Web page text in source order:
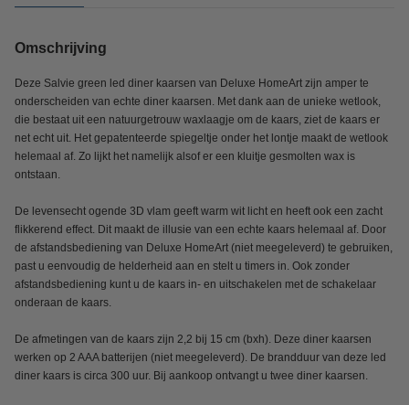
Omschrijving
Deze Salvie green led diner kaarsen van Deluxe HomeArt zijn amper te
onderscheiden van echte diner kaarsen. Met dank aan de unieke wetlook,
die bestaat uit een natuurgetrouw waxlaagje om de kaars, ziet de kaars er
net echt uit. Het gepatenteerde spiegeltje onder het lontje maakt de wetlook
helemaal af. Zo lijkt het namelijk alsof er een kluitje gesmolten wax is
ontstaan.
De levensecht ogende 3D vlam geeft warm wit licht en heeft ook een zacht
flikkerend effect. Dit maakt de illusie van een echte kaars helemaal af. Door
de afstandsbediening van Deluxe HomeArt (niet meegeleverd) te gebruiken,
past u eenvoudig de helderheid aan en stelt u timers in. Ook zonder
afstandsbediening kunt u de kaars in- en uitschakelen met de schakelaar
onderaan de kaars.
De afmetingen van de kaars zijn 2,2 bij 15 cm (bxh). Deze diner kaarsen
werken op 2 AAA batterijen (niet meegeleverd). De brandduur van deze led
diner kaars is circa 300 uur. Bij aankoop ontvangt u twee diner kaarsen.